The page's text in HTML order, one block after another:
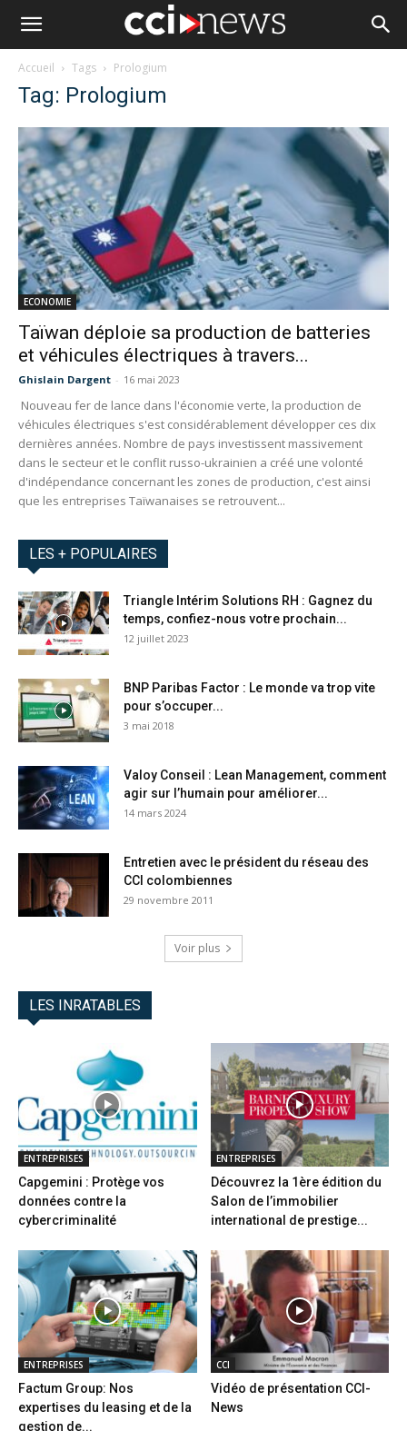
Accueil Tags Prologium
Tag: Prologium
ECONOMIE
Taïwan déploie sa production de batteries
et véhicules électriques à travers...
Ghislain Dargent - 16 mai 2023
Nouveau fer de lance dans l'économie verte, la production de
véhicules électriques s'est considérablement développer ces dix
dernières années. Nombre de pays investissent massivement
dans le secteur et le conflit russo-ukrainien a créé une volonté
d'indépendance concernant les zones de production, c'est ainsi
que les entreprises Taïwanaises se retrouvent...
LES + POPULAIRES
Triangle Intérim Solutions RH : Gagnez du
temps, confiez-nous votre prochain...
12 juillet 2023
BNP Paribas Factor : Le monde va trop vite
pour s’occuper...
3 mai 2018
Valoy Conseil : Lean Management, comment
agir sur l’humain pour améliorer...
14 mars 2024
Entretien avec le président du réseau des
CCI colombiennes
29 novembre 2011
Voir plus
LES INRATABLES
ENTREPRISES
Capgemini : Protège vos
données contre la
cybercriminalité
ENTREPRISES
Découvrez la 1ère édition du
Salon de l’immobilier
international de prestige...
ENTREPRISES
Factum Group: Nos
expertises du leasing et de la
gestion de...
CCI
Vidéo de présentation CCI-
News